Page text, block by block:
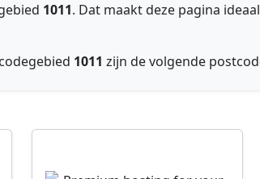
1011. Dat maakt deze pagina
1011 zijn de volgende